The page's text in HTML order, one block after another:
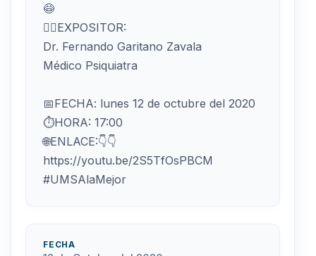
😷
👨‍⚕️EXPOSITOR:
Dr. Fernando Garitano Zavala
Médico Psiquiatra
📅FECHA: lunes 12 de octubre del 2020
⏱HORA: 17:00
🌐ENLACE:👇👇
https://youtu.be/2S5TfOsPBCM
#UMSAlaMejor
FECHA